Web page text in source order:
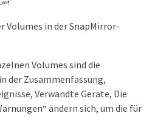
Volumes in der SnapMirror-
Volumes sind die
der Zusammenfassung,
Verwandte Geräte, Die
ändern sich, um die für